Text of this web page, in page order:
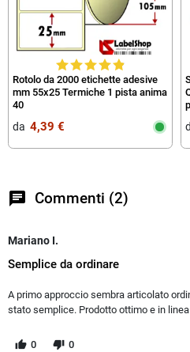
Rotolo da 2000 etichette adesive
mm 55x25 Termiche 1 pista anima
40
da‎ ‎ 4,39 €
chat Commenti (2)
Mariano I.
Semplice da ordinare
A primo approccio sembra articolato
stato semplice. Prodotto ottimo e in
0 0